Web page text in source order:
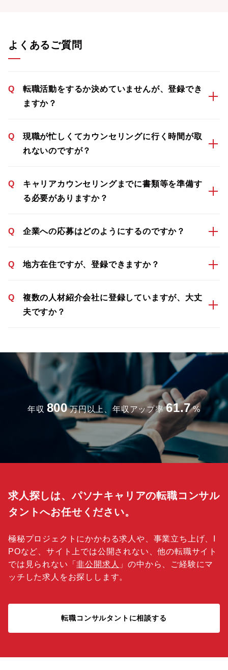
よくあるご質問
Q
転職活動をするか決めていませんが、登録でき
ますか？
Q
現職が忙しくてカウンセリングに行く時間が取
れないのですが？
Q
キャリアカウンセリングまでに書類等を準備す
る必要がありますか？
Q 企業への応募はどのようにするのですか？
Q 地方在住ですが、登録できますか？
Q
複数の人材紹介会社に登録していますが、大丈
夫ですか？
年収 800 万円以上、年収アップ率 61.7 %
求人探しは、パソナキャリアの転職コンサル
タントへお任せください。
極秘プロジェクトにかかわる求人や、事業立ち上げ、I
POなど、サイト上では公開されない、他の転職サイト
では見られない「非公開求人 」の中から、ご経験にマ
ッチした求人をお探しします。
転職コンサルタントに相談する